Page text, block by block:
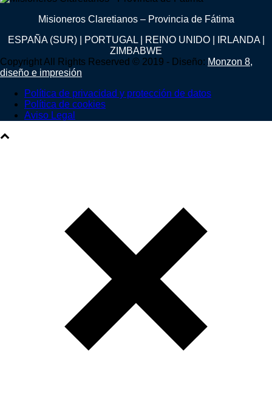
Misioneros Claretianos – Provincia de Fátima
ESPAÑA (SUR) | PORTUGAL | REINO UNIDO | IRLANDA |
ZIMBABWE
Copyright All Rights Reserved © 2019 - Diseño: Monzon 8,
diseño e impresión
Política de privacidad y protección de datos
Política de cookies
Aviso Legal